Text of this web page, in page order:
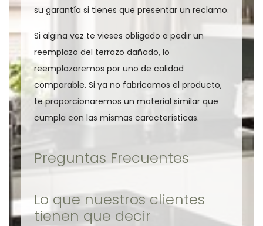
su garantía si tienes que presentar un reclamo.
Si algina vez te vieses obligado a pedir un
reemplazo del terrazo dañado, lo
reemplazaremos por uno de calidad
comparable. Si ya no fabricamos el producto,
te proporcionaremos un material similar que
cumpla con las mismas características.
Preguntas Frecuentes
Lo que nuestros clientes
tienen que decir